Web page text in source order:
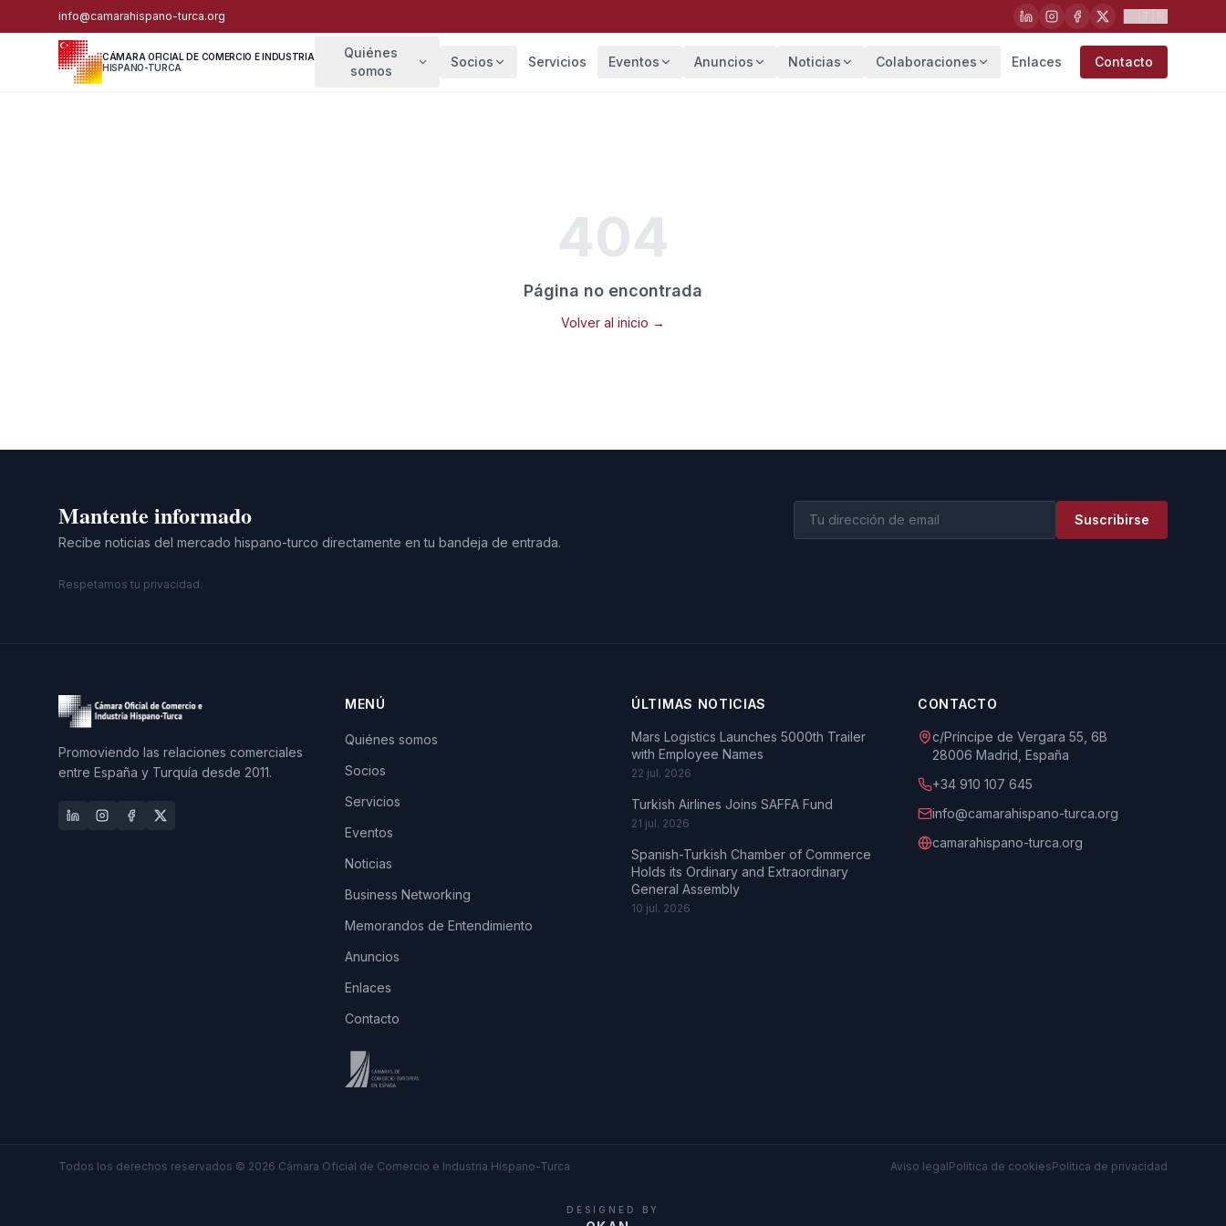
info@camarahispano-turca.org
CÁMARA OFICIAL DE COMERCIO E INDUSTRIA
HISPANO-TURCA
Quiénes
somos
Socios Servicios Eventos Anuncios Noticias Colaboraciones Enlaces Contacto
404
Página no encontrada
Volver al inicio →
Mantente informado
Recibe noticias del mercado hispano-turco directamente en tu bandeja de entrada.
Suscribirse
Respetamos tu privacidad.
Promoviendo las relaciones comerciales
entre España y Turquía desde 2011.
MENÚ
Quiénes somos
Socios
Servicios
Eventos
Noticias
Business Networking
Memorandos de Entendimiento
Anuncios
Enlaces
Contacto
ÚLTIMAS NOTICIAS
Mars Logistics Launches 5000th Trailer
with Employee Names
22 jul. 2026
Turkish Airlines Joins SAFFA Fund
21 jul. 2026
Spanish-Turkish Chamber of Commerce
Holds its Ordinary and Extraordinary
General Assembly
10 jul. 2026
CONTACTO
c/Príncipe de Vergara 55, 6B
28006 Madrid, España
+34 910 107 645
info@camarahispano-turca.org
camarahispano-turca.org
Todos los derechos reservados © 2026 Cámara Oficial de Comercio e Industria Hispano-Turca Aviso legalPolítica de cookiesPolítica de privacidad
DESIGNED BY